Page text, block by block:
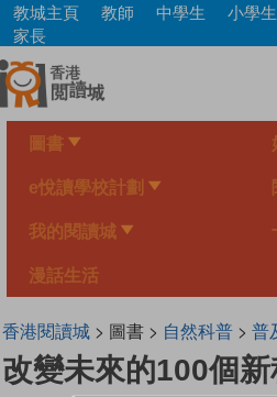
Skip
main
content
教城主頁 教師 中學生
小學生
家長
圖書
e悅讀學校計劃
我的閱讀城
漫話生活
香港閱讀城> 圖書 > 自然科普> 普
改變未來的100個